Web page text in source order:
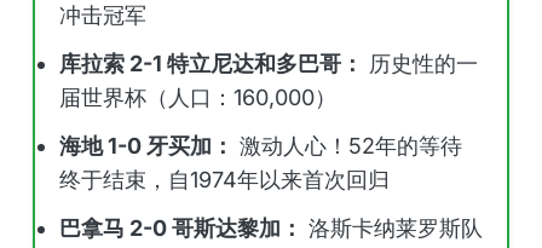
冲击冠军
库拉索 2-1 特立尼达和多巴哥：
历史性的一
届世界杯（人口：160,000）
海地 1-0 牙买加： 激动人心！52年的等待
终于结束，自1974年以来首次回归
巴拿马 2-0 哥斯达黎加： 洛斯卡纳莱罗斯队